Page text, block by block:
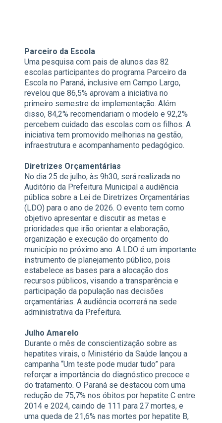
Parceiro da Escola
Uma pesquisa com pais de alunos das 82
escolas participantes do programa Parceiro da
Escola no Paraná, inclusive em Campo Largo,
revelou que 86,5% aprovam a iniciativa no
primeiro semestre de implementação. Além
disso, 84,2% recomendariam o modelo e 92,2%
percebem cuidado das escolas com os filhos. A
iniciativa tem promovido melhorias na gestão,
infraestrutura e acompanhamento pedagógico.
Diretrizes Orçamentárias
No dia 25 de julho, às 9h30, será realizada no
Auditório da Prefeitura Municipal a audiência
pública sobre a Lei de Diretrizes Orçamentárias
(LDO) para o ano de 2026. O evento tem como
objetivo apresentar e discutir as metas e
prioridades que irão orientar a elaboração,
organização e execução do orçamento do
município no próximo ano. A LDO é um importante
instrumento de planejamento público, pois
estabelece as bases para a alocação dos
recursos públicos, visando a transparência e
participação da população nas decisões
orçamentárias. A audiência ocorrerá na sede
administrativa da Prefeitura.
Julho Amarelo
Durante o mês de conscientização sobre as
hepatites virais, o Ministério da Saúde lançou a
campanha “Um teste pode mudar tudo” para
reforçar a importância do diagnóstico precoce e
do tratamento. O Paraná se destacou com uma
redução de 75,7% nos óbitos por hepatite C entre
2014 e 2024, caindo de 111 para 27 mortes, e
uma queda de 21,6% nas mortes por hepatite B,